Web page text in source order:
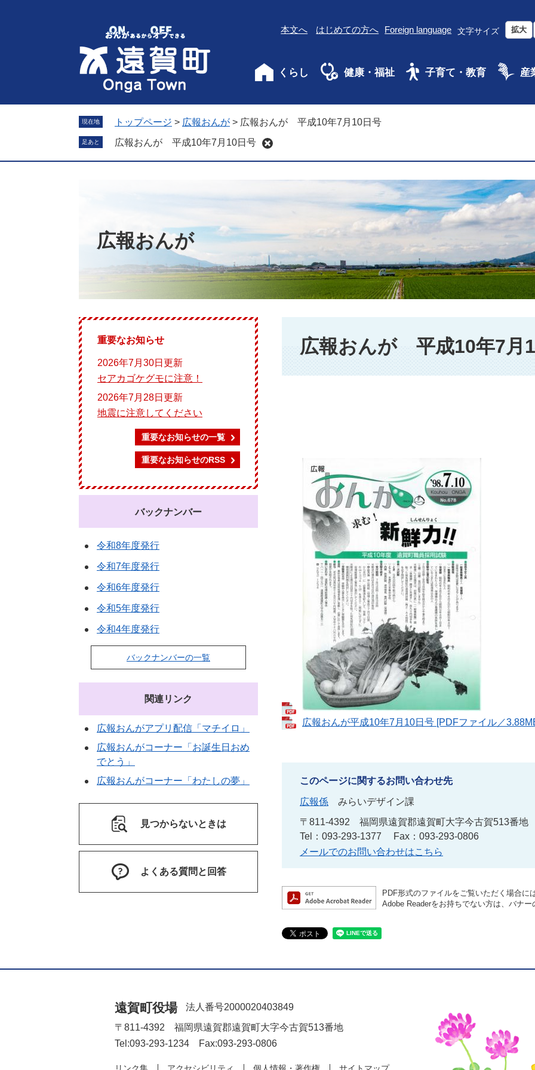
す
し
へ
本文へ はじめての方へ Foreign language 文字サイズ 拡大
くらし 健康・福祉 子育て・教育 産
現在地 トップページ > 広報おんが > 広報おんが 平成10年7月10日号
足あと 広報おんが 平成10年7月10日号
広報おんが
広報おんが 平成10年7月
広報おんが平成10年7月10日号 [PDFファイル／
このページに関するお問い合わせ先
広報係
みらいデザイン課
〒811-4392
福岡県遠賀郡遠賀町大字今古賀513番地
Tel：093-293-1377
Fax：093-293-0806
メールでのお問い合わせはこちら
PDF形式のファイルをご覧いただく場合に
Adobe Readerをお持ちでない方は、バナ
重要なお知らせ
2026年7月30日更新
セアカゴケグモに注意！
2026年7月28日更新
地震に注意してください
重要なお知らせの一覧
重要なお知らせのRSS
バックナンバー
令和8年度発行
令和7年度発行
令和6年度発行
令和5年度発行
令和4年度発行
バックナンバーの一覧
関連リンク
広報おんがアプリ配信「マチイロ」
広報おんがコーナー「お誕生日おめ
でとう」
広報おんがコーナー「わたしの夢」
見つからないときは
よくある質問と回答
遠賀町役場
法人番号2000020403849
〒811-4392 福岡県遠賀郡遠賀町大字今古賀513番地
Tel:093-293-1234 Fax:093-293-0806
リンク集 アクセシビリティ 個人情報・著作権 サイトマップ